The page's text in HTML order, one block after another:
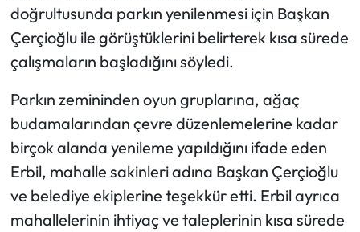
doğrultusunda parkın yenilenmesi için Başkan
Çerçioğlu ile görüştüklerini belirterek kısa sürede
çalışmaların başladığını söyledi.
Parkın zemininden oyun gruplarına, ağaç
budamalarından çevre düzenlemelerine kadar
birçok alanda yenileme yapıldığını ifade eden
Erbil, mahalle sakinleri adına Başkan Çerçioğlu
ve belediye ekiplerine teşekkür etti. Erbil ayrıca
mahallelerinin ihtiyaç ve taleplerinin kısa sürede